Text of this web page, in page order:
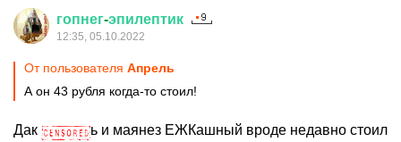
гопнег-эпилептик
12:35, 05.10.2022
От пользователя Апрель
А он 43 рубля когда-то стоил!
Дак
ь и маянез ЕЖКашный вроде недавно стоил